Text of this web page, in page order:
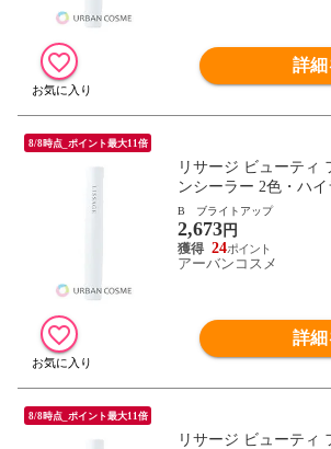
詳細
8/8時点_ポイント最大11倍
リサージ ビューティ
ンシーラー 2色・ハ
品 B ブライトアップ
B ブライトアップ
2,673円
24
アーバンコスメ
詳細
8/8時点_ポイント最大11倍
リサージ ビューティ